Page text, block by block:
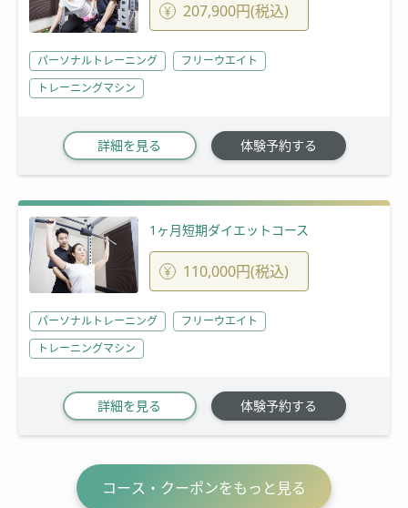
207,900円(税込)
パーソナルトレーニング
フリーウエイト
トレーニングマシン
詳細を見る 体験予約する
1ヶ月短期ダイエットコース
110,000円(税込)
パーソナルトレーニング
フリーウエイト
トレーニングマシン
詳細を見る 体験予約する
コース・クーポンをもっと見る